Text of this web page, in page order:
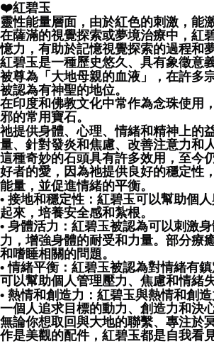
❤️紅碧玉
靈性能量層面，由於紅色的刺激，能
在薩滿的視覺探索或夢境治療中，紅
憶力，有助於記憶視覺探索的過程和
紅碧玉是一種歷史悠久、具有象徵意
被尊為「大地母親的血液」，在許多
被認為有神聖的地位。
在印度和佛教文化中常作為念珠使用
邪的常用寶石。
祂提供身體、心理、情緒和精神上的
量、針對發炎和焦慮、改善注意力和
這種奇妙的石頭具有許多效用，至今
好者的愛，因為祂提供良好的穩定性
能量，並促進情緒的平衡。
• 接地和穩定性：紅碧玉可以幫助個
起來，培養安全感和紮根。
• 身體活力：紅碧玉被認為可以刺激
力，增強身體的耐受和力量。部分療
和嗜睡相關的問題。
• 情緒平衡：紅碧玉被認為對情緒有
可以幫助個人管理壓力、焦慮和情緒失
• 熱情和創造力：紅碧玉與熱情和創
一個人追求目標的動力、創造力和決
無論你想取回與大地的聯繫、專注於
作是美觀的配件，紅碧玉都是自我看